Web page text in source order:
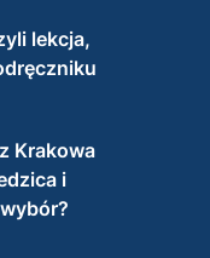
lekcja,
Krakowa
i